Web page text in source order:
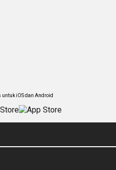
untuk iOS dan Android